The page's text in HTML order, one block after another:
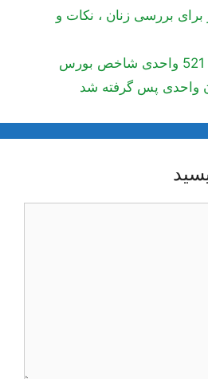
برای بررسی زنان ، نکات و
افزایش 24 هزار و 521 واحدی شاخص بورس